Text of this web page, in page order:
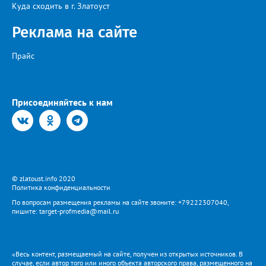
Куда сходить в г. Златоуст
Реклама на сайте
Прайс
Присоединяйтесь к нам
© zlatoust.info 2020
Политика конфиденциальности
По вопросам размещения рекламы на сайте звоните: +79222307040,
пишите: target-profmedia@mail.ru
«Весь контент, размещаемый на сайте, получен из открытых источников. В
случае, если автор того или иного объекта авторского права, размещенного на